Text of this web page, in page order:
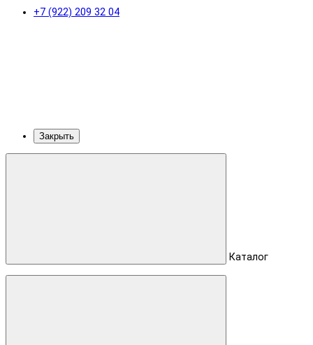
+7 (922) 209 32 04
Закрыть
Каталог